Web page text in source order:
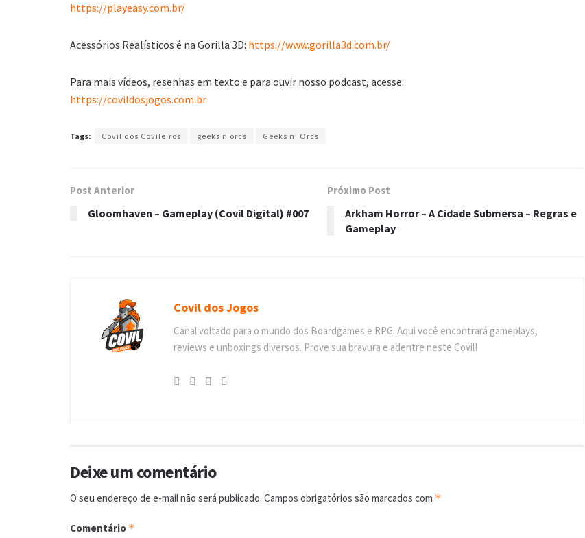
https://playeasy.com.br/
Acessórios Realísticos é na Gorilla 3D: https://www.gorilla3d.com.br/
Para mais vídeos, resenhas em texto e para ouvir nosso podcast, acesse:
https://covildosjogos.com.br
Tags: Covil dos Covileiros geeks n orcs Geeks n' Orcs
Post Anterior
Gloomhaven – Gameplay (Covil Digital) #007
Próximo Post
Arkham Horror – A Cidade Submersa – Regras e
Gameplay
Covil dos Jogos
Canal voltado para o mundo dos Boardgames e RPG. Aqui você encontrará gameplays,
reviews e unboxings diversos. Prove sua bravura e adentre neste Covil!
Deixe um comentário
O seu endereço de e-mail não será publicado. Campos obrigatórios são marcados com *
Comentário *